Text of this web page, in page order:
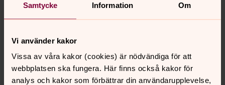
Samtycke Information Om
Vi använder kakor
Vissa av våra kakor (cookies) är nödvändiga för att
webbplatsen ska fungera. Här finns också kakor för
analys och kakor som förbättrar din användarupplevelse,
Per Franzén
Diakon, Svenska kyrkan i Harplinge Steninge